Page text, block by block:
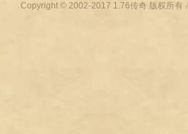
Copyright © 2002-2017 1.76传奇 版权所有